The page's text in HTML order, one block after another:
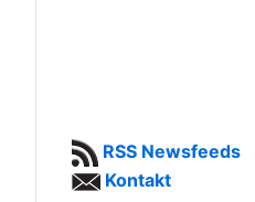
RSS Newsfeeds
Kontakt